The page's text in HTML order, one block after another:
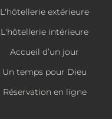
L'hôtellerie extérieure
L'hôtellerie intérieure
Accueil d’un jour
Un temps pour Dieu
Réservation en ligne